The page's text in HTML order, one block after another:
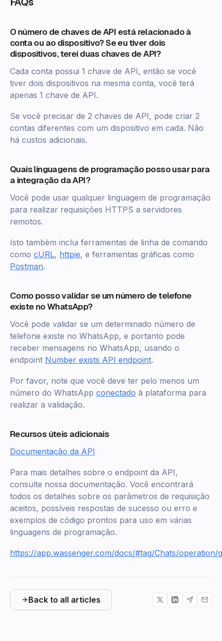
O número de chaves de API está relacionado à
conta ou ao dispositivo? Se eu tiver dois
dispositivos, terei duas chaves de API?
Cada conta possui 1 chave de API, então se você
tiver dois dispositivos na mesma conta, você terá
apenas 1 chave de API.
Se você precisar de 2 chaves de API, pode criar 2
contas diferentes com um dispositivo em cada. Não
há custos adicionais.
Quais linguagens de programação posso usar para
a integração da API?
Você pode usar qualquer linguagem de programação
para realizar requisições HTTPS a servidores
remotos.
Isto também inclui ferramentas de linha de comando
como cURL, httpie, e ferramentas gráficas como
Postman.
Como posso validar se um número de telefone
existe no WhatsApp?
Você pode validar se um determinado número de
telefone existe no WhatsApp, e portanto pode
receber mensagens no WhatsApp, usando o
endpoint Number exists API endpoint.
Por favor, note que você deve ter pelo menos um
número do WhatsApp conectado à plataforma para
realizar a validação.
Recursos úteis adicionais
Documentação da API
Para mais detalhes sobre o endpoint da API,
consulte nossa documentação. Você encontrará
todos os detalhes sobre os parâmetros de requisição
aceitos, possíveis respostas de sucesso ou erro e
exemplos de código prontos para uso em várias
linguagens de programação.
https://app.wassenger.com/docs/#tag/Chats/operation/
Back to all articles